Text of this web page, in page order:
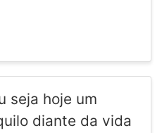
seja hoje um
diante da vida